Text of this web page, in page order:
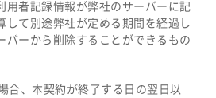
用者記録情報が弊社のサーバーに記
して別途弊社が定める期間を経過し
バーから削除することができるもの
合、本契約が終了する日の翌日以